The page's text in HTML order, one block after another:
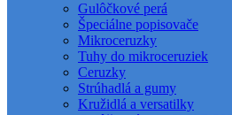
Gulôčkové perá
Špeciálne popisovače
Mikroceruzky
Tuhy do mikroceruziek
Ceruzky
Strúhadlá a gumy
Kružidlá a versatilky